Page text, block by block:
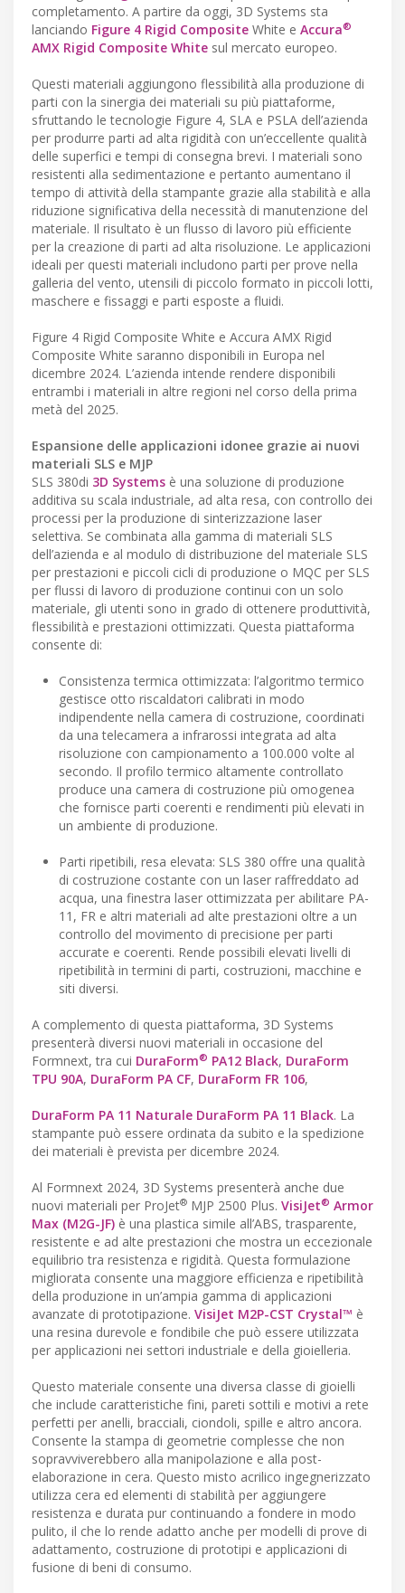
completamento. A partire da oggi, 3D Systems sta
lanciando Figure 4 Rigid Composite White e Accura®
AMX Rigid Composite White sul mercato europeo.
Questi materiali aggiungono flessibilità alla produzione di
parti con la sinergia dei materiali su più piattaforme,
sfruttando le tecnologie Figure 4, SLA e PSLA dell’azienda
per produrre parti ad alta rigidità con un’eccellente qualità
delle superfici e tempi di consegna brevi. I materiali sono
resistenti alla sedimentazione e pertanto aumentano il
tempo di attività della stampante grazie alla stabilità e alla
riduzione significativa della necessità di manutenzione del
materiale. Il risultato è un flusso di lavoro più efficiente
per la creazione di parti ad alta risoluzione. Le applicazioni
ideali per questi materiali includono parti per prove nella
galleria del vento, utensili di piccolo formato in piccoli lotti,
maschere e fissaggi e parti esposte a fluidi.
Figure 4 Rigid Composite White e Accura AMX Rigid
Composite White saranno disponibili in Europa nel
dicembre 2024. L’azienda intende rendere disponibili
entrambi i materiali in altre regioni nel corso della prima
metà del 2025.
Espansione delle applicazioni idonee grazie ai nuovi
materiali SLS e MJP
SLS 380di 3D Systems è una soluzione di produzione
additiva su scala industriale, ad alta resa, con controllo dei
processi per la produzione di sinterizzazione laser
selettiva. Se combinata alla gamma di materiali SLS
dell’azienda e al modulo di distribuzione del materiale SLS
per prestazioni e piccoli cicli di produzione o MQC per SLS
per flussi di lavoro di produzione continui con un solo
materiale, gli utenti sono in grado di ottenere produttività,
flessibilità e prestazioni ottimizzati. Questa piattaforma
consente di:
Consistenza termica ottimizzata: l’algoritmo termico
gestisce otto riscaldatori calibrati in modo
indipendente nella camera di costruzione, coordinati
da una telecamera a infrarossi integrata ad alta
risoluzione con campionamento a 100.000 volte al
secondo. Il profilo termico altamente controllato
produce una camera di costruzione più omogenea
che fornisce parti coerenti e rendimenti più elevati in
un ambiente di produzione.
Parti ripetibili, resa elevata: SLS 380 offre una qualità
di costruzione costante con un laser raffreddato ad
acqua, una finestra laser ottimizzata per abilitare PA-
11, FR e altri materiali ad alte prestazioni oltre a un
controllo del movimento di precisione per parti
accurate e coerenti. Rende possibili elevati livelli di
ripetibilità in termini di parti, costruzioni, macchine e
siti diversi.
A complemento di questa piattaforma, 3D Systems
presenterà diversi nuovi materiali in occasione del
Formnext, tra cui DuraForm® PA12 Black, DuraForm
TPU 90A, DuraForm PA CF, DuraForm FR 106,
DuraForm PA 11 Naturale DuraForm PA 11 Black. La
stampante può essere ordinata da subito e la spedizione
dei materiali è prevista per dicembre 2024.
Al Formnext 2024, 3D Systems presenterà anche due
nuovi materiali per ProJet® MJP 2500 Plus. VisiJet® Armor
Max (M2G-JF) è una plastica simile all’ABS, trasparente,
resistente e ad alte prestazioni che mostra un eccezionale
equilibrio tra resistenza e rigidità. Questa formulazione
migliorata consente una maggiore efficienza e ripetibilità
della produzione in un’ampia gamma di applicazioni
avanzate di prototipazione. VisiJet M2P-CST Crystal™ è
una resina durevole e fondibile che può essere utilizzata
per applicazioni nei settori industriale e della gioielleria.
Questo materiale consente una diversa classe di gioielli
che include caratteristiche fini, pareti sottili e motivi a rete
perfetti per anelli, bracciali, ciondoli, spille e altro ancora.
Consente la stampa di geometrie complesse che non
sopravviverebbero alla manipolazione e alla post-
elaborazione in cera. Questo misto acrilico ingegnerizzato
utilizza cera ed elementi di stabilità per aggiungere
resistenza e durata pur continuando a fondere in modo
pulito, il che lo rende adatto anche per modelli di prove di
adattamento, costruzione di prototipi e applicazioni di
fusione di beni di consumo.